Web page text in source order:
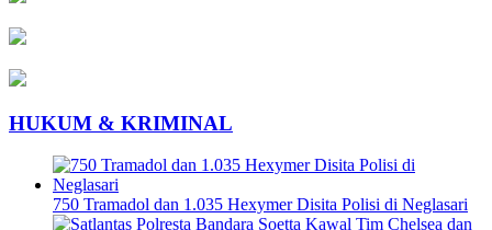
HUKUM & KRIMINAL
750 Tramadol dan 1.035 Hexymer Disita Polisi di Neglasari